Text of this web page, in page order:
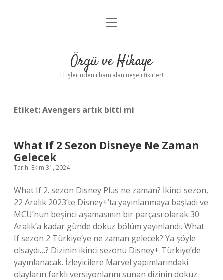
Anasayfa
Yasal Uyarı
menüyü
Örgü ve Hikaye
El işlerinden ilham alan neşeli fikirler!
Etiket:Avengers artık bitti mi
What If 2 Sezon Disneye Ne Zaman
Gelecek
Tarih: Ekim 31, 2024
What If 2. sezon Disney Plus ne zaman? İkinci sezon,
22 Aralık 2023’te Disney+’ta yayınlanmaya başladı ve
MCU’nun beşinci aşamasının bir parçası olarak 30
Aralık’a kadar günde dokuz bölüm yayınlandı. What
If sezon 2 Türkiye’ye ne zaman gelecek? Ya şöyle
olsaydı…? Dizinin ikinci sezonu Disney+ Türkiye’de
yayınlanacak. İzleyicilere Marvel yapımlarındaki
olayların farklı versiyonlarını sunan dizinin dokuz